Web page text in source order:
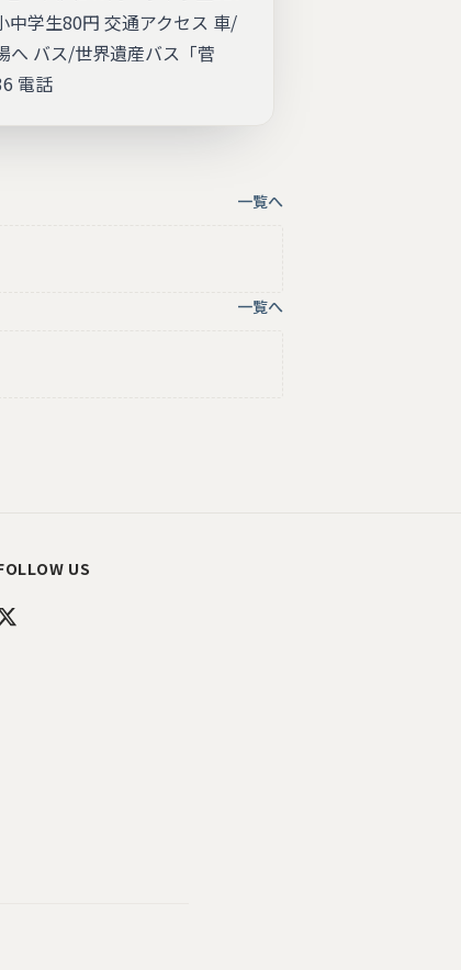
学生80円 交通アクセス 車/
へ バス/世界遺産バス「菅
電話
一覧へ
一覧へ
US